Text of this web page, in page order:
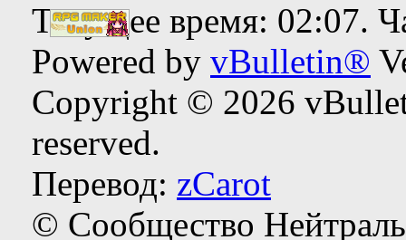
Текущее время: 02:07.
Powered by vBulletin®
Copyright © 2026
reserved.
Перевод: zCarot
© Сообщество